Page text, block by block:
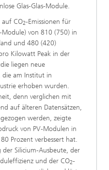
Glas-Glas-Module.
auf CO2-Emissionen für
Module) von 810 (750) in
und 480 (420)
Kilowatt Peak in der
liegen neue
die am Institut in
erhoben wurden.
denn verglichen mit
auf älteren Datensätzen,
werden, zeigte
von PV-Modulen in
Prozent verbessert hat.
der Silicium-Ausbeute, der
und der CO2-